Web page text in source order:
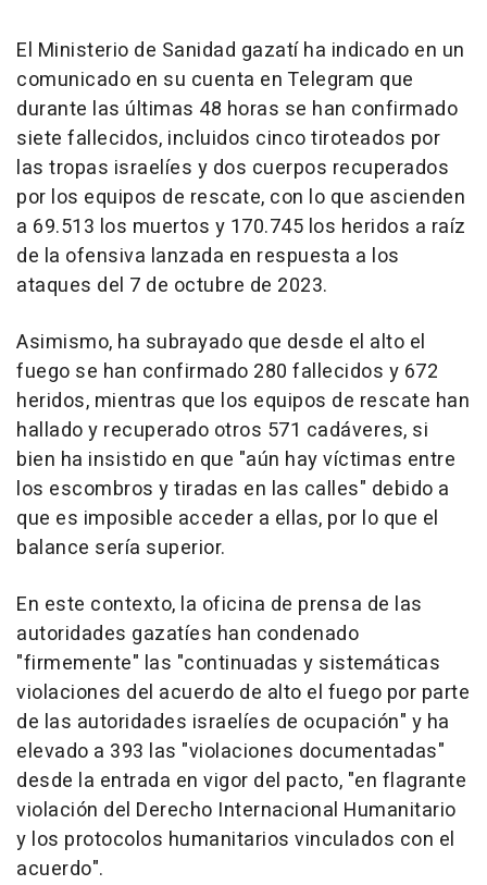
El Ministerio de Sanidad gazatí ha indicado en un
comunicado en su cuenta en Telegram que
durante las últimas 48 horas se han confirmado
siete fallecidos, incluidos cinco tiroteados por
las tropas israelíes y dos cuerpos recuperados
por los equipos de rescate, con lo que ascienden
a 69.513 los muertos y 170.745 los heridos a raíz
de la ofensiva lanzada en respuesta a los
ataques del 7 de octubre de 2023.
Asimismo, ha subrayado que desde el alto el
fuego se han confirmado 280 fallecidos y 672
heridos, mientras que los equipos de rescate han
hallado y recuperado otros 571 cadáveres, si
bien ha insistido en que "aún hay víctimas entre
los escombros y tiradas en las calles" debido a
que es imposible acceder a ellas, por lo que el
balance sería superior.
En este contexto, la oficina de prensa de las
autoridades gazatíes han condenado
"firmemente" las "continuadas y sistemáticas
violaciones del acuerdo de alto el fuego por parte
de las autoridades israelíes de ocupación" y ha
elevado a 393 las "violaciones documentadas"
desde la entrada en vigor del pacto, "en flagrante
violación del Derecho Internacional Humanitario
y los protocolos humanitarios vinculados con el
acuerdo".